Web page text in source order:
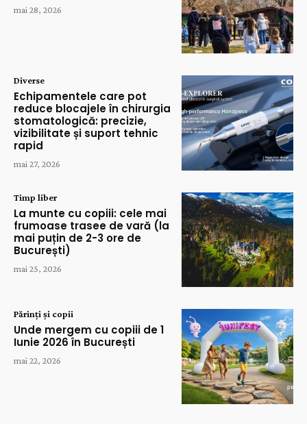
mai 28, 2026
Diverse
Echipamentele care pot
reduce blocajele în chirurgia
stomatologică: precizie,
vizibilitate și suport tehnic
rapid
mai 27, 2026
Timp liber
La munte cu copiii: cele mai
frumoase trasee de vară (la
mai puțin de 2-3 ore de
București)
mai 25, 2026
Părinți și copii
Unde mergem cu copiii de 1
Iunie 2026 în București
mai 22, 2026